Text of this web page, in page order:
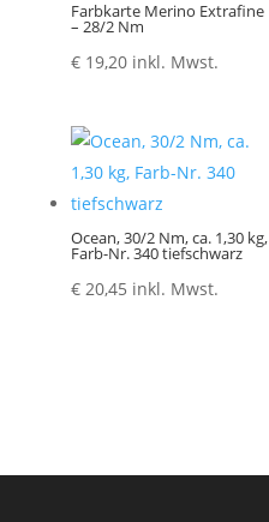
Farbkarte Merino Extrafine
– 28/2 Nm
€19,20 inkl. Mwst.
Ocean, 30/2 Nm, ca. 1,30 kg,
Farb-Nr. 340 tiefschwarz
€20,45 inkl. Mwst.